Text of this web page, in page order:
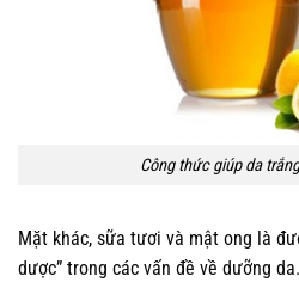
Công thức giúp da
Mặt khác, sữa tươi và mật ong là
dược” trong các vấn đề về dưỡng